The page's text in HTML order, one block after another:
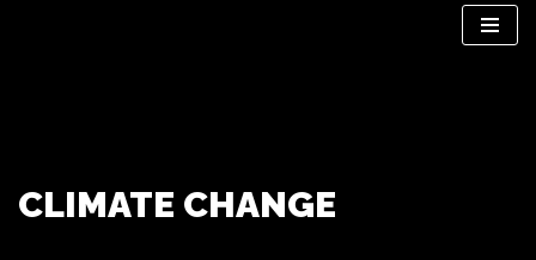
CLIMATE CHANGE